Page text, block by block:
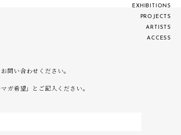
EX H B O NS
PRO EC TS
A R S TS
AC C ESS
問い合わせください。
ガ希望」とご記入ください。